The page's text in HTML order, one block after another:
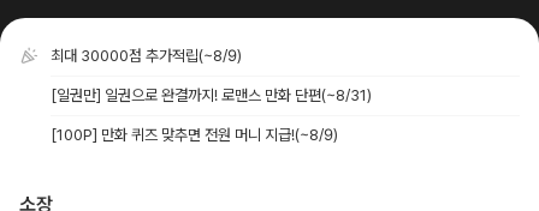
최대 30000점 추가적립(~8/9)
[일권만] 일권으로 완결까지! 로맨스 만화 단편(~8/31)
[100P] 만화 퀴즈 맞추면 전원 머니 지급!(~8/9)
소장